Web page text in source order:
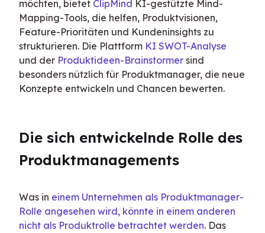
möchten, bietet ClipMind KI-gestützte Mind-
Mapping-Tools, die helfen, Produktvisionen,
Feature-Prioritäten und Kundeninsights zu
strukturieren. Die Plattform KI SWOT-Analyse
und der Produktideen-Brainstormer sind
besonders nützlich für Produktmanager, die neue
Konzepte entwickeln und Chancen bewerten.
Die sich entwickelnde Rolle des
Produktmanagements
Was in einem Unternehmen als Produktmanager-
Rolle angesehen wird, könnte in einem anderen
nicht als Produktrolle betrachtet werden. Das